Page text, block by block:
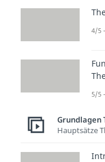
4/5
5/5
Grundlagen
Hauptsätze